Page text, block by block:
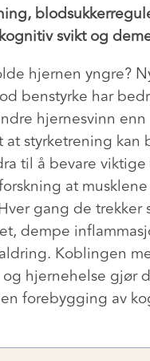
svikt og
hjernen yngre?
benstyrke har
hjernesvinn enn
at styrketrening
til å bevare
at
gang de trekker
dempe
Koblingen
hjernehelse gjør
forebygging av